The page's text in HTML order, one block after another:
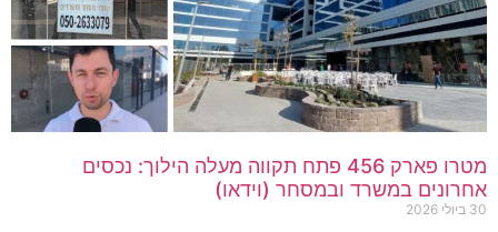
מטרו פארק 456 פתח תקווה מעלה הילוך: נכסים
אחרונים במשרד ובמסחר (וידאו)
30 ביולי 2026